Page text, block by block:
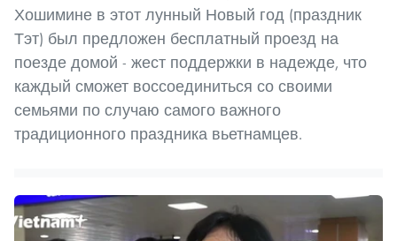
Хошимине в этот лунный Новый год (праздник
Тэт) был предложен бесплатный проезд на
поезде домой - жест поддержки в надежде, что
каждый сможет воссоединиться со своими
семьями по случаю самого важного
традиционного праздника вьетнамцев.